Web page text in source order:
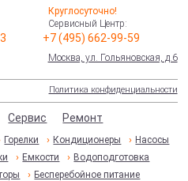
Круглосуточно!
Сервисный Центр:
+7 (495) 662-99-59
Москва, ул. Гольяновская, д.6
Политика конфиденциальности
Сервис Ремонт
Горелки Кондиционеры
Насосы
Емкости
Водоподготовка
Бесперебойное питание